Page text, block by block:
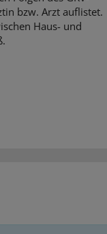
bzw. Arzt auflistet.
Haus- und